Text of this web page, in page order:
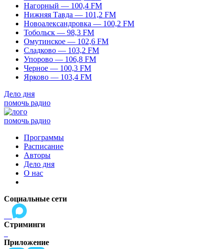
Нагорный — 100,4 FM
Нижняя Тавда — 101,2 FM
Новоалександровка — 100,2 FM
Тобольск — 98,3 FM
Омутинское — 102,6 FM
Сладково — 103,2 FM
Упорово — 106,8 FM
Черное — 100,3 FM
Ярково — 103,4 FM
Дело дня
помочь радио
помочь радио
Программы
Расписание
Авторы
Дело дня
О нас
Социальные сети
Стриминги
Приложение